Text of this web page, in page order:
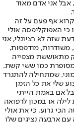
אבל אני אדם מאוד
אף פעם על זה
כי האפוקליפסה אולי
שזה לא רציונלי, אני
משודרות, מודפסות,
מתאוששת מצפייה
שמתחילה להתגרד
שלי את כל הזמן
אם באמת הייתי
או במכון לרפואה
גרוע, כי את אולי
עם ארבעה נציגים שלו